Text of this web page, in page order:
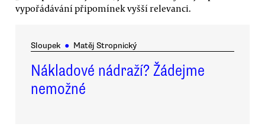
vypořádávání připomínek vyšší relevanci.
Sloupek ● Matěj Stropnický
Nákladové nádraží? Žádejme
nemožné